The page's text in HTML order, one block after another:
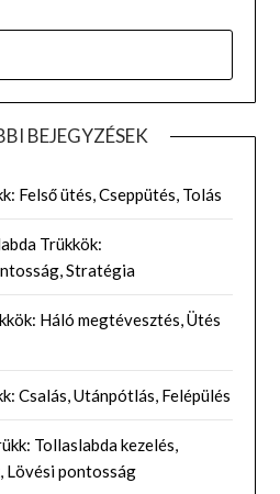
BEJEGYZÉSEK
Felső ütés, Cseppütés, Tolás
Trükkök:
Stratégia
Háló megtévesztés, Ütés
Csalás, Utánpótlás, Felépülés
Tollaslabda kezelés,
Lövési pontosság